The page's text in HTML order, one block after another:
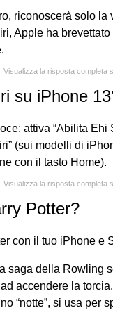
riconoscerà solo
Apple ha
Visualizza la risposta completa
su iPhone
attiva “Abilita
(sui modelli di
con il tasto Home).
Visualizza la risposta completa
Potter?
con il tuo iPhone e
saga della Rowling
accendere la torcia.
“notte”, si usa per